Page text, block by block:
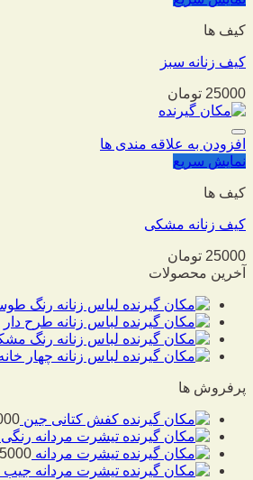
کیف ها
کیف زنانه سبز
25000 تومان
افزودن به علاقه مندی ها
نمایش سریع
کیف ها
کیف زنانه مشکی
25000 تومان
آخرین محصولات
لباس زنانه رنگ
لباس زنانه طرح دار
لباس زنانه رنگ
لباس زنانه چهار
پرفروش ها
کفش کتانی جین
تیشرت مردانه رنگی
تیشرت مردانه
تیشرت مردانه جیب